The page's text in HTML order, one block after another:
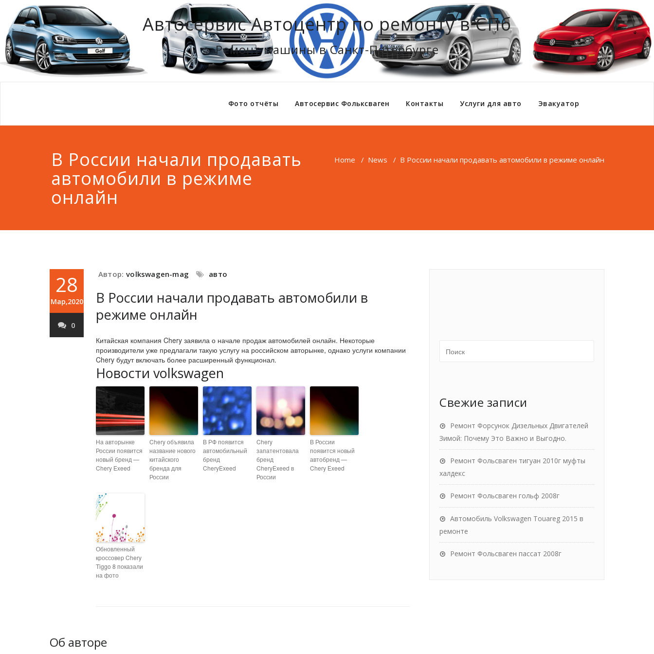
Автосервис Автоцентр по ремонту в СПб
Ремонт машины в Санкт-Петербурге
Фото отчёты Автосервис Фольксваген Контакты Услуги для авто Эвакуатор
В России начали продавать
автомобили в режиме
онлайн
Home / News / В России начали продавать автомобили в режиме онлайн
28
Мар,2020
0
Автор: volkswagen-mag авто
В России начали продавать автомобили в
режиме онлайн
Китайская компания Chery заявила о начале продаж автомобилей онлайн. Некоторые
производители уже предлагали такую услугу на российском авторынке, однако услуги компании
Chery будут включать более расширенный функционал.
Новости volkswagen
На авторынке
России появится
новый бренд —
Chery Exeed
Chery объявила
название нового
китайского
бренда для
России
В РФ появится
автомобильный
бренд
CheryExeed
Chery
запатентовала
бренд
CheryExeed в
России
В России
появится новый
автобренд —
Chery Exeed
Обновленный
кроссовер Chery
Tiggo 8 показали
на фото
Об авторе
Свежие записи
Ремонт Форсунок Дизельных Двигателей
Зимой: Почему Это Важно и Выгодно.
Ремонт Фольсваген тигуан 2010г муфты
халдекс
Ремонт Фольсваген гольф 2008г
Автомобиль Volkswagen Touareg 2015 в
ремонте
Ремонт Фольсваген пассат 2008г